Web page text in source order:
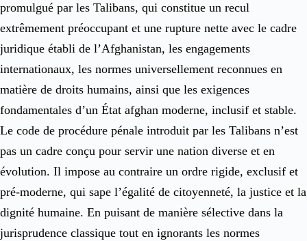
promulgué par les Talibans, qui constitue un recul
extrêmement préoccupant et une rupture nette avec le cadre
juridique établi de l’Afghanistan, les engagements
internationaux, les normes universellement reconnues en
matière de droits humains, ainsi que les exigences
fondamentales d’un État afghan moderne, inclusif et stable.
Le code de procédure pénale introduit par les Talibans n’est
pas un cadre conçu pour servir une nation diverse et en
évolution. Il impose au contraire un ordre rigide, exclusif et
pré-moderne, qui sape l’égalité de citoyenneté, la justice et la
dignité humaine. En puisant de manière sélective dans la
jurisprudence classique tout en ignorants les normes